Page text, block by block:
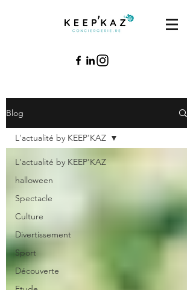
Blog
L'actualité by KEEP'KAZ
halloween
Spectacle
Culture
Divertissement
Sport
Découverte
L'actualité by KEEP'KAZ